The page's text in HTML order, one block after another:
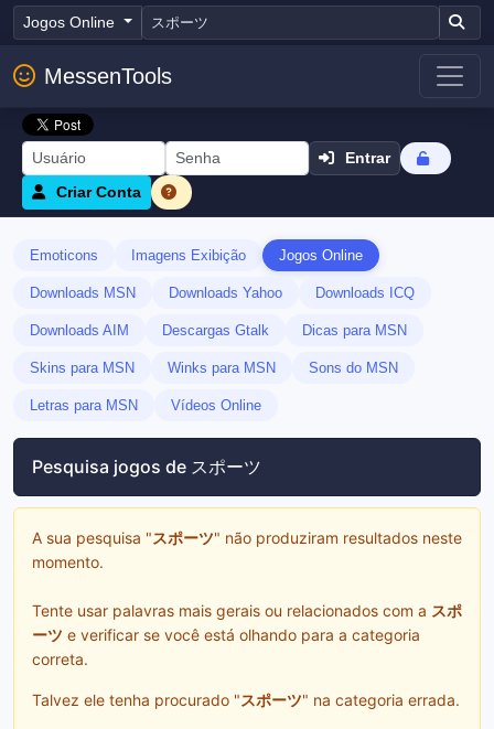
Jogos Online
MessenTools
Entrar
Criar Conta
Emoticons Imagens Exibição Jogos Online
Downloads MSN Downloads Yahoo Downloads ICQ
Downloads AIM Descargas Gtalk Dicas para MSN
Skins para MSN Winks para MSN Sons do MSN
Letras para MSN Vídeos Online
Pesquisa jogos de スポーツ
A sua pesquisa "スポーツ" não produziram resultados neste
momento.
Tente usar palavras mais gerais ou relacionados com a スポ
ーツ e verificar se você está olhando para a categoria
correta.
Talvez ele tenha procurado "スポーツ" na categoria errada.